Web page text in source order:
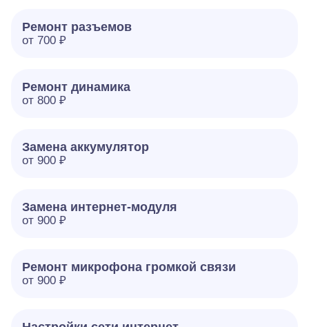
Ремонт разъемов
от 700 ₽
Ремонт динамика
от 800 ₽
Замена аккумулятор
от 900 ₽
Замена интернет-модуля
от 900 ₽
Ремонт микрофона громкой связи
от 900 ₽